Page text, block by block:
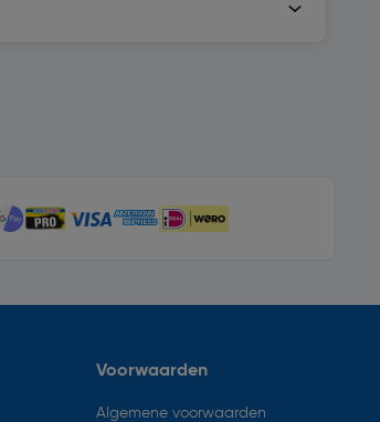
Voorwaarden
Algemene voorwaarden